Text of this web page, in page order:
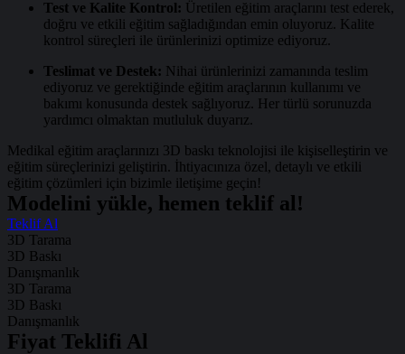
Test ve Kalite Kontrol: Üretilen eğitim araçlarını test ederek,
doğru ve etkili eğitim sağladığından emin oluyoruz. Kalite
kontrol süreçleri ile ürünlerinizi optimize ediyoruz.
Teslimat ve Destek: Nihai ürünlerinizi zamanında teslim
ediyoruz ve gerektiğinde eğitim araçlarının kullanımı ve
bakımı konusunda destek sağlıyoruz. Her türlü sorunuzda
yardımcı olmaktan mutluluk duyarız.
Medikal eğitim araçlarınızı 3D baskı teknolojisi ile kişiselleştirin ve
eğitim süreçlerinizi geliştirin. İhtiyacınıza özel, detaylı ve etkili
eğitim çözümleri için bizimle iletişime geçin!
Modelini yükle, hemen teklif al!
Teklif Al
3D Tarama
3D Baskı
Danışmanlık
3D Tarama
3D Baskı
Danışmanlık
Fiyat Teklifi Al